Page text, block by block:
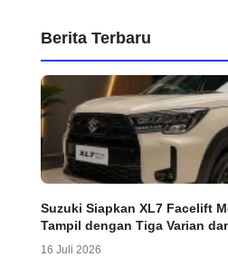
Berita Terbaru
Suzuki Siapkan XL7 Facelift
Tampil dengan Tiga Varian
16 Juli 2026